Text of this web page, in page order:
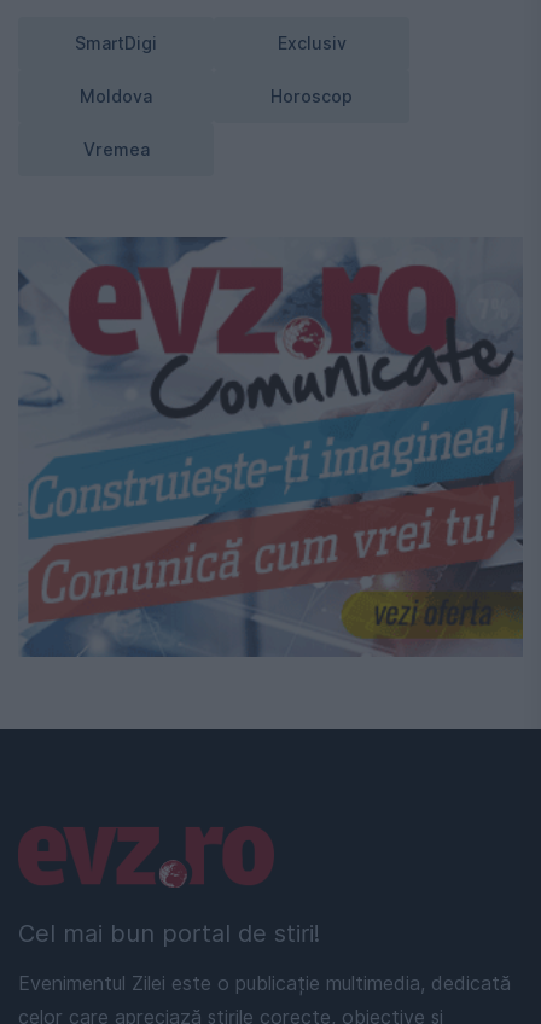
SmartDigi Exclusiv
Moldova Horoscop
Vremea
Cel mai bun portal de stiri!
Evenimentul Zilei este o publicație multimedia, dedicată
celor care apreciază știrile corecte, obiective și
Linkuri utile